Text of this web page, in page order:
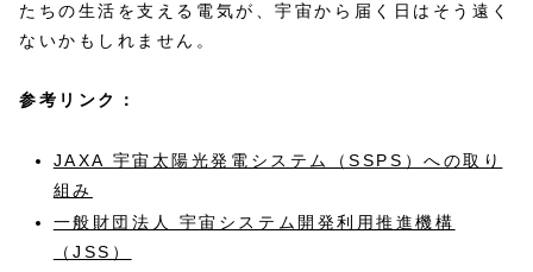
たちの生活を支える電気が、宇宙から届く日はそう遠く
ないかもしれません。
参考リンク：
JAXA 宇宙太陽光発電システム（SSPS）への取り
組み
一般財団法人 宇宙システム開発利用推進機構
（JSS）